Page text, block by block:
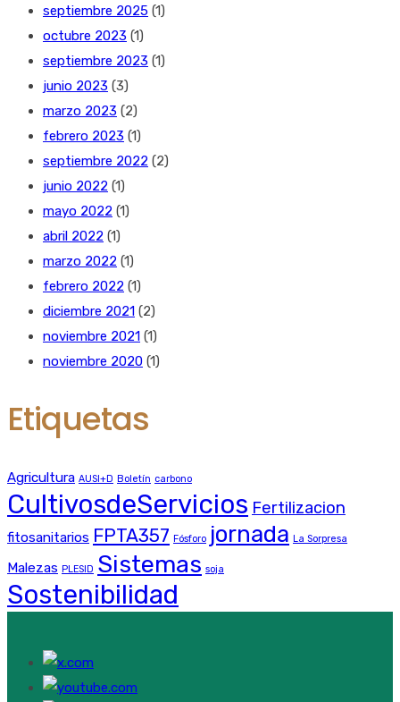
septiembre 2025 (1)
octubre 2023 (1)
septiembre 2023 (1)
junio 2023 (3)
marzo 2023 (2)
febrero 2023 (1)
septiembre 2022 (2)
junio 2022 (1)
mayo 2022 (1)
abril 2022 (1)
marzo 2022 (1)
febrero 2022 (1)
diciembre 2021 (2)
noviembre 2021 (1)
noviembre 2020 (1)
Etiquetas
Agricultura AUSI+D Boletín carbono
CultivosdeServicios Fertilizacion
fitosanitarios FPTA357 Fósforo jornada La Sorpresa
Malezas PLESID Sistemas soja
Sostenibilidad